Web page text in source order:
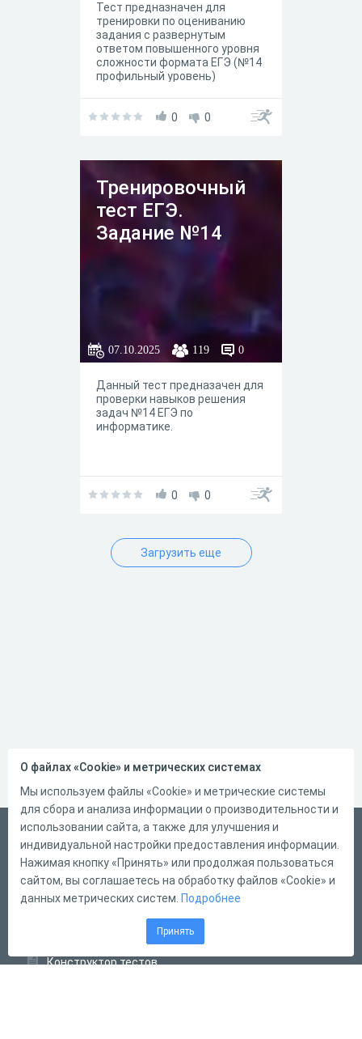
Тест предназначен для
тренировки по оцениванию
задания с развернутым
ответом повышенного уровня
сложности формата ЕГЭ (№14
профильный уровень)
0 0
Тренировочный
тест ЕГЭ.
Задание №14
07.10.2025 119 0
Данный тест предназачен для
проверки навыков решения
задач №14 ЕГЭ по
информатике.
0 0
Загрузить еще
Русский
Справка
Форма обратной связи
Конструктор тестов
О файлах «Cookie» и метрических системах
Мы используем файлы «Cookie» и метрические системы
для сбора и анализа информации о производительности и
использовании сайта, а также для улучшения и
индивидуальной настройки предоставления информации.
Нажимая кнопку «Принять» или продолжая пользоваться
сайтом, вы соглашаетесь на обработку файлов «Cookie» и
данных метрических систем. Подробнее
Принять